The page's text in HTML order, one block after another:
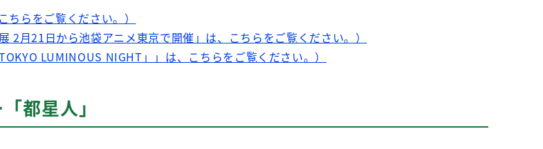
ちらをご覧ください。）
2月21日から池袋アニメ東京で開催」は、こちらをご覧ください。）
LUMINOUS NIGHT」」は、こちらをご覧ください。）
都星人」